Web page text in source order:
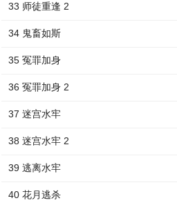
33 师徒重逢 2
34 鬼畜如斯
35 冤罪加身
36 冤罪加身 2
37 迷宫水牢
38 迷宫水牢 2
39 逃离水牢
40 花月逃杀